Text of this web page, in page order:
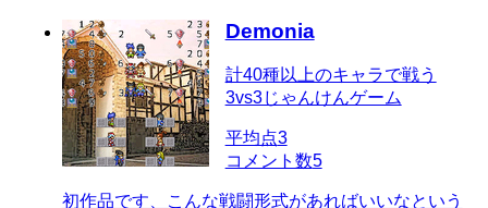
Demonia
計40種以上のキャラで戦う
3vs3じゃんけんゲーム
平均点3
コメント数5
初作品です、こんな戦闘形式があればいいなという